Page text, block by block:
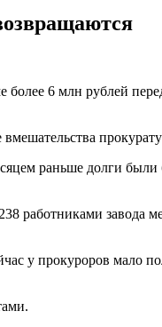
более 6 млн рублей
раньше долги были
работниками завода
у прокуроров мало